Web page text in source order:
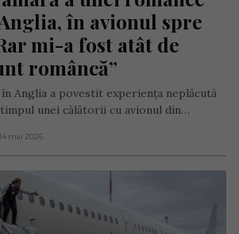
în avionul spre
mi-a fost atât de
româncă”
Anglia a povestit experiența neplăcută
unei călătorii cu avionul din…
mai 2026